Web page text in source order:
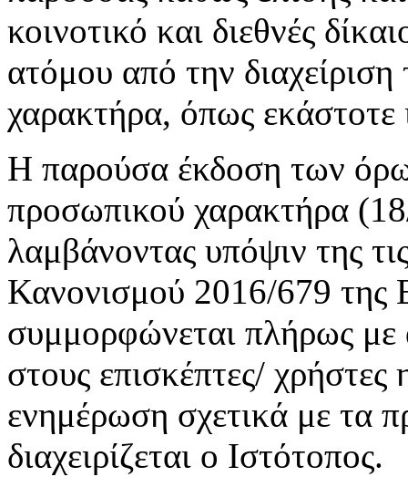
κοινοτικό και διεθνές
ατόμου από την
χαρακτήρα, όπως
Η παρούσα έκδοση των
προσωπικού χαρακτήρα
λαμβάνοντας υπόψιν της
Κανονισμού 2016/679 της
συμμορφώνεται πλήρως με
στους επισκέπτες/
ενημέρωση σχετικά με τα
διαχειρίζεται ο Ιστότοπος.